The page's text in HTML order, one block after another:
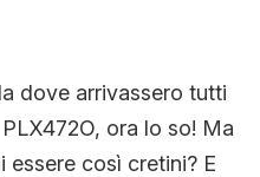
dove arrivassero tutti
ora lo so! Ma
essere così cretini? E